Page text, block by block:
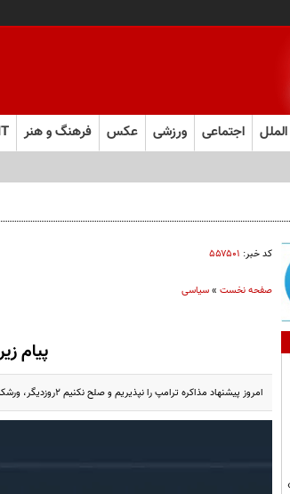
اجتماعی ورزشی عکس فرهنگ و هنر
کد خبر: ۵۵۷۵۰۱
صفحه نخست»سیاسی
پیام
امروز پیشنهاد مذاکره ترامپ را نپذیریم و صلح نکنیم ۲روزدیگر، ورشکسته‌ باید مذاکره و جام زهر بنوشیم. دقیقا مثل مدیریت جنگ!